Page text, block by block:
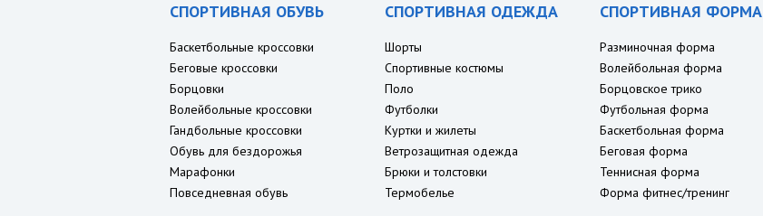
СПОРТИВНАЯ ОБУВЬ
Баскетбольные кроссовки
Беговые кроссовки
Борцовки
Волейбольные кроссовки
Гандбольные кроссовки
Обувь для бездорожья
Марафонки
Повседневная обувь
СПОРТИВНАЯ ОДЕЖДА
Шорты
Спортивные костюмы
Поло
Футболки
Куртки и жилеты
Ветрозащитная одежда
Брюки и толстовки
Термобелье
СПОРТИВНАЯ ФОРМА
Разминочная форма
Волейбольная форма
Борцовское трико
Футбольная форма
Баскетбольная форма
Беговая форма
Теннисная форма
Форма фитнес/тренинг